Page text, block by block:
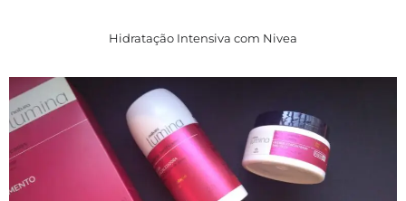
Hidratação Intensiva com Nivea